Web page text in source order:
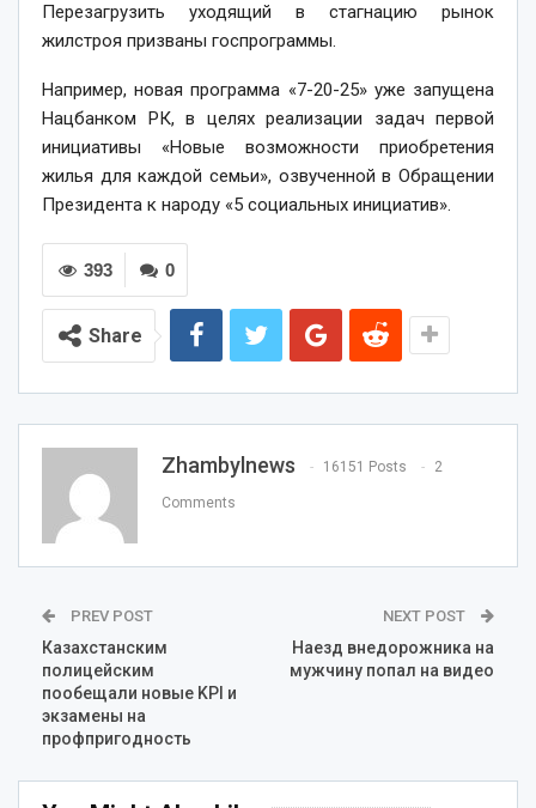
Перезагрузить уходящий в стагнацию рынок
жилстроя призваны госпрограммы.
Например, новая программа «7-20-25» уже запущена
Нацбанком РК, в целях реализации задач первой
инициативы «Новые возможности приобретения
жилья для каждой семьи», озвученной в Обращении
Президента к народу «5 социальных инициатив».
0
393
Share
Zhambylnews 16151 Posts 2
Comments
PREV POST
Казахстанским
полицейским
пообещали новые KPI и
экзамены на
профпригодность
NEXT POST
Наезд внедорожника на
мужчину попал на видео